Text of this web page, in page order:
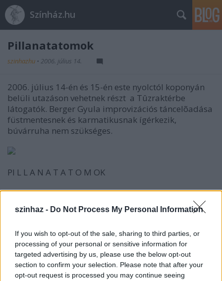
szinhaz - Do Not Process My Personal Information
If you wish to opt-out of the sale, sharing to third parties, or
processing of your personal or sensitive information for
targeted advertising by us, please use the below opt-out
section to confirm your selection. Please note that after your
opt-out request is processed you may continue seeing
Színház.hu
Pillanatatomok
szinhazhu • 2006. július 14.
2006. július 14-én és 15-én este nyolctól koponyán
belüli utazáson vehetnek részt a Tûzraktérbe
látogatók. Berger Gyula improvizációs táncelõadása
füstmentesnek és karmatikusnak ígérkezik,
búvárruha nem szükséges.
PI L L A N A T A T O M OK
zene:Kelner Krisztián
kosztüm:
Bodnár Enikő
táncosok:
Muraközy Zsuzsa, Vostenák György
rendező: Berger Gyula